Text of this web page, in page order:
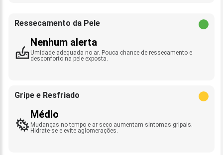
Ressecamento da Pele
Nenhum alerta
Umidade adequada no ar. Pouca chance de ressecamento e
desconforto na pele exposta.
Gripe e Resfriado
Médio
Mudanças no tempo e ar seco aumentam sintomas gripais.
Hidrate-se e evite aglomerações.